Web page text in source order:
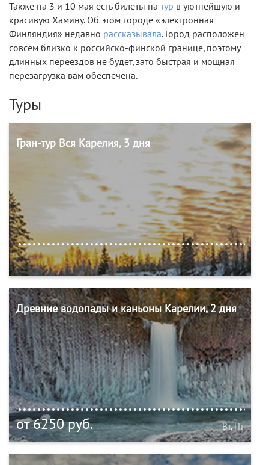
Также на 3 и 10 мая есть билеты на тур в уютнейшую и
красивую Хамину. Об этом городе «электронная
Финляндия» недавно рассказывала. Город расположен
совсем близко к российско-финской границе, поэтому
длинных переездов не будет, зато быстрая и мощная
перезагрузка вам обеспечена.
Туры
Гран-тур Вся Карелия, 3 дня
Древние водопады и каньоны Карелии, 2 дня
от 6250 руб. Вт, Пт